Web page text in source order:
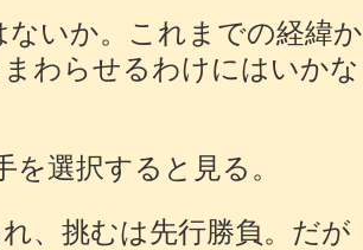
いか。これまでの経緯か
わらせるわけにはいかな
選択すると見る。
、挑むは先行勝負。だが